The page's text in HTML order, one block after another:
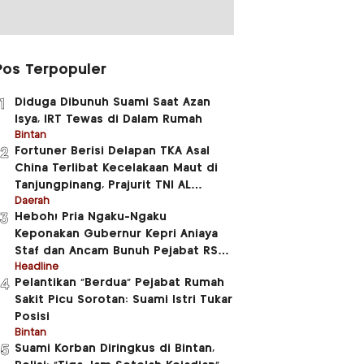
Terpopuler
Diduga Dibunuh Suami Saat Azan
Isya, IRT Tewas di Dalam Rumah
Bintan
Fortuner Berisi Delapan TKA Asal
China Terlibat Kecelakaan Maut di
Tanjungpinang, Prajurit TNI AL
Meninggal Dunia
Daerah
Heboh! Pria Ngaku-Ngaku
Keponakan Gubernur Kepri Aniaya
Staf dan Ancam Bunuh Pejabat RSUD
RAT
Headline
Pelantikan “Berdua” Pejabat Rumah
Sakit Picu Sorotan: Suami Istri Tukar
Posisi
Bintan
Suami Korban Diringkus di Bintan,